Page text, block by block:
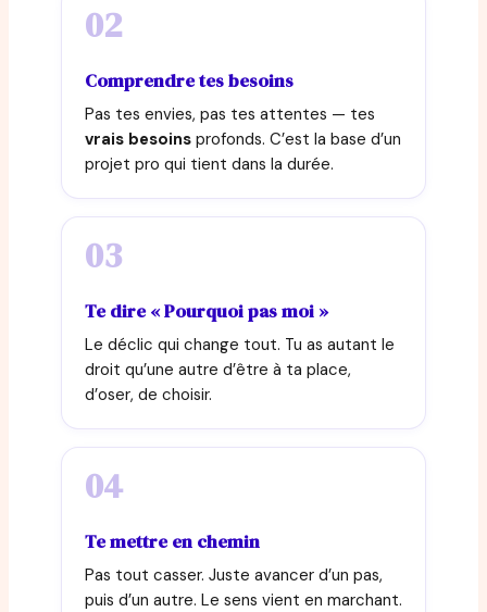
02
Comprendre tes besoins
Pas tes envies, pas tes attentes — tes
vrais besoinsprofonds. C’est la base d’un
projet pro qui tient dans la durée.
03
Te dire « Pourquoi pas moi »
Le déclic qui change tout. Tu as autant le
droit qu’une autre d’être à ta place,
d’oser, de choisir.
04
Te mettre en chemin
Pas tout casser. Juste avancer d’un pas,
puis d’un autre. Le sens vient en marchant.